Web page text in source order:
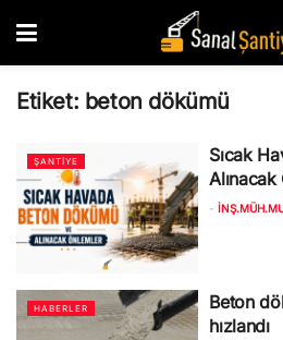
Etiket: beton dökümü
ŞANTIYE
Sıcak
-
HABERLER
Beton
hızlandı